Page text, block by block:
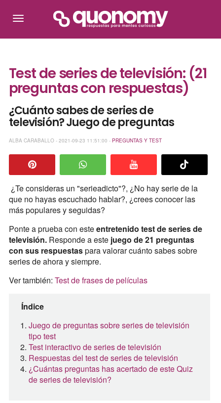
Test de series de televisión: (21
preguntas con respuestas)
¿Cuánto sabes de series de
televisión? Juego de preguntas
ALBA CARABALLO - 2021-09-23 11:51:00 - PREGUNTAS Y TEST
¿Te consideras un "serieadicto"?, ¿No hay serie de la
que no hayas escuchado hablar?, ¿crees conocer las
más populares y seguidas?
Ponte a prueba con esteentretenido test de series de
televisión.Responde a este juego de 21 preguntas
con sus respuestaspara valorar cuánto sabes sobre
series de ahora y siempre.
Ver también: Test de frases de películas
Índice
Juego de preguntas sobre series de televisión
tipo test
Test interactivo de series de televisión
Respuestas del test de series de televisión
¿Cuántas preguntas has acertado de este Quiz
de series de televisión?